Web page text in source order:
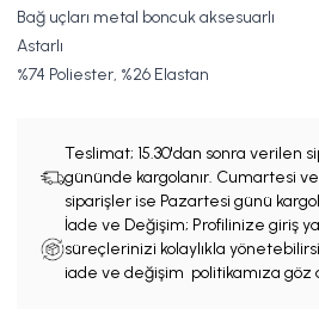
Bağ uçları metal boncuk aksesuarlı
Astarlı
%74 Poliester, %26 Elastan
Teslimat; 15.30'dan sonra verilen
gününde kargolanır. Cumartesi
siparişler ise Pazartesi günü
İade ve Değişim; Profilinize giriş
süreçlerinizi kolaylıkla
iade ve değişim politikamıza göz